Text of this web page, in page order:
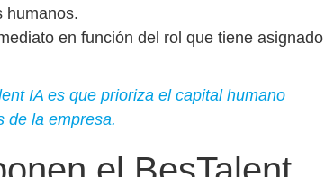
humanos.
en función del rol que tiene asignado
IA es que prioriza el capital humano
de la empresa.